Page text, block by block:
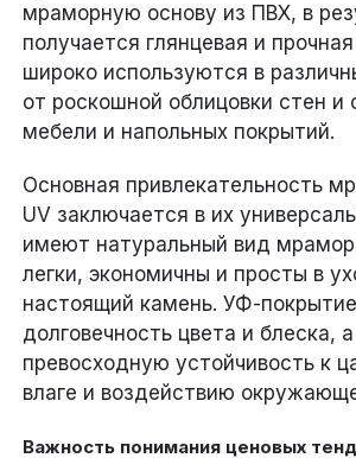
мраморную основу из ПВХ, в
получается глянцевая и
широко используются в
от роскошной облицовки стен
мебели и напольных покрытий.
Основная привлекательность
UV заключается в их
имеют натуральный вид
легки, экономичны и просты в
настоящий камень. УФ-
долговечность цвета и блеска,
превосходную устойчивость к
влаге и воздействию
Важность понимания ценовых